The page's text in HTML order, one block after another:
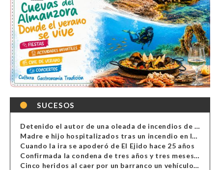
SUCESOS
Detenido el autor de una oleada de incendios de contenedores en Almería
Madre e hijo hospitalizados tras un incendio en la cocina de una vivienda en Almería
Cuando la ira se apoderó de El Ejido hace 25 años
Confirmada la condena de tres años y tres meses al hombre de Antas acusado de xenofobia
Cinco heridos al caer por un barranco un vehículo en Alcolea